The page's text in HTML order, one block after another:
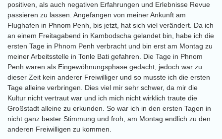
positiven, als auch negativen Erfahrungen und Erlebnisse Revue
passieren zu lassen. Angefangen von meiner Ankunft am
Flughafen in Phnom Penh, bis jetzt, hat sich viel verändert. Da ich
an einem Freitagabend in Kambodscha gelandet bin, habe ich die
ersten Tage in Phnom Penh verbracht und bin erst am Montag zu
meiner Arbeitsstelle in Tonle Bati gefahren. Die Tage in Phnom
Penh waren als Eingewöhnungsphase gedacht, jedoch war zu
dieser Zeit kein anderer Freiwilliger und so musste ich die ersten
Tage alleine verbringen. Dies viel mir sehr schwer, da mir die
Kultur nicht vertraut war und ich mich nicht wirklich traute die
Großstadt alleine zu erkunden. So war ich in den ersten Tagen in
nicht ganz bester Stimmung und froh, am Montag endlich zu den
anderen Freiwilligen zu kommen.